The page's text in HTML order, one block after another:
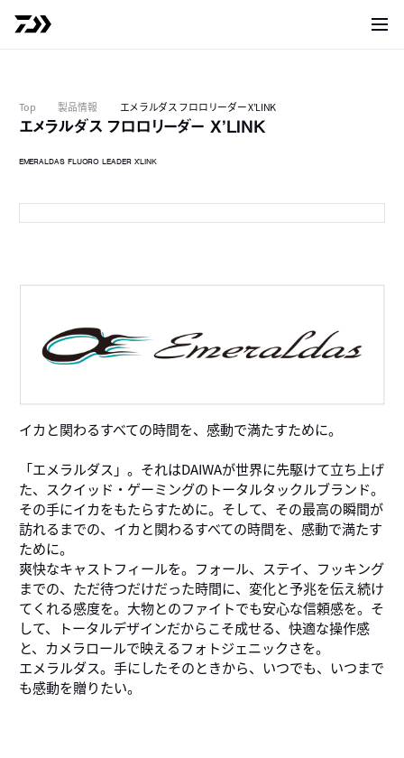
サイ
Top 製品情報 エメラルダス フロロリーダー X’LINK
エメラルダス フロロリーダー X’LINK
EMERALDAS FLUORO LEADER X’LINK
イカと関わるすべての時間を、感動で満たすために。
「エメラルダス」。それはDAIWAが世界に先駆けて立ち上げ
た、スクイッド・ゲーミングのトータルタックルブランド。
その手にイカをもたらすために。そして、その最高の瞬間が
訪れるまでの、イカと関わるすべての時間を、感動で満たす
ために。
爽快なキャストフィールを。フォール、ステイ、フッキング
までの、ただ待つだけだった時間に、変化と予兆を伝え続け
てくれる感度を。大物とのファイトでも安心な信頼感を。そ
して、トータルデザインだからこそ成せる、快適な操作感
と、カメラロールで映えるフォトジェニックさを。
エメラルダス。手にしたそのときから、いつでも、いつまで
も感動を贈りたい。